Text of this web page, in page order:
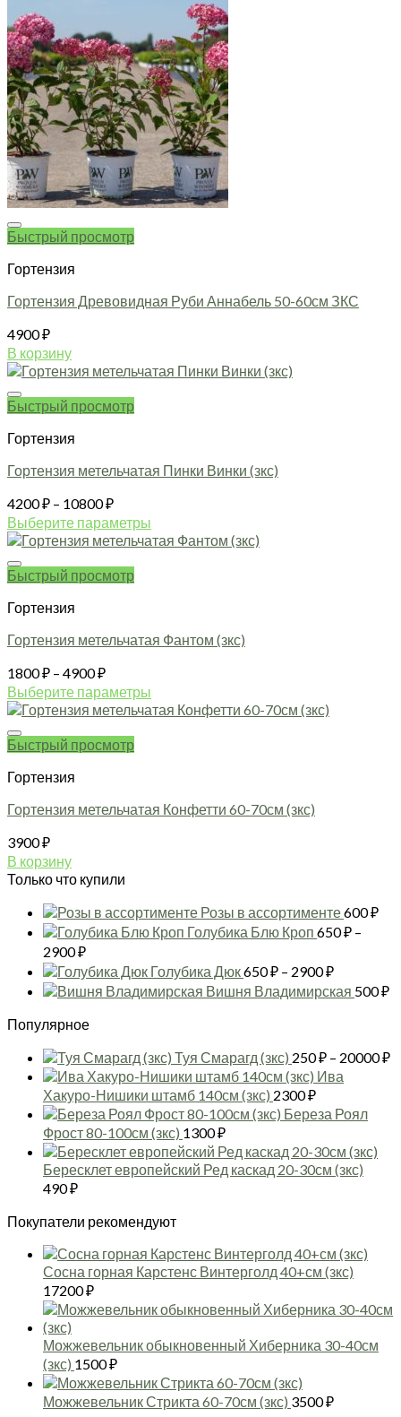
Быстрый просмотр
Гортензия
Гортензия Древовидная Руби Аннабель 50-60см ЗКС
4900₽
В корзину
Быстрый просмотр
Гортензия
Гортензия метельчатая Пинки Винки (зкс)
4200₽ – 10800₽Диапазон
цен:
4200 ₽
10800 ₽
Выберите параметры
Этот
товар
имеет
вариаций.
можно
выбрать
на
странице
товара.
Быстрый просмотр
Гортензия
Гортензия метельчатая Фантом (зкс)
1800₽ – 4900₽Диапазон
цен:
1800 ₽
4900 ₽
Выберите параметры
Этот
товар
имеет
вариаций.
можно
выбрать
на
странице
товара.
Быстрый просмотр
Гортензия
Гортензия метельчатая Конфетти 60-70см (зкс)
3900₽
В корзину
Только что купили
Розы в ассортименте600₽
Голубика Блю Кроп 650₽ –
2900₽Диапазон
цен:
650 ₽
2900 ₽
Голубика Дюк650₽ – 2900₽Диапазон
цен:
Вишня Владимирская 500₽
Популярное
Туя Смарагд (зкс) 250₽ – 20000₽
Ива
Хакуро-Нишики штамб 140см (зкс) 2300₽
Береза Роял
Фрост 80-100см (зкс) 1300₽
Бересклет европейский Ред каскад 20-30см (зкс)
490₽
Покупатели рекомендуют
Сосна горная Карстенс Винтерголд 40+см (зкс)
17200₽
Можжевельник обыкновенный Хиберника 30-40см
(зкс) 1500₽
Можжевельник Стрикта 60-70см (зкс) 3500₽